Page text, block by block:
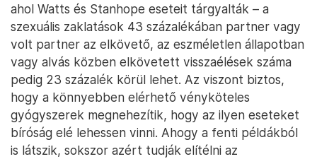
ahol Watts és Stanhope eseteit tárgyalták – a
szexuális zaklatások 43 százalékában partner vagy
volt partner az elkövető, az eszméletlen állapotban
vagy alvás közben elkövetett visszaélések száma
pedig 23 százalék körül lehet. Az viszont biztos,
hogy a könnyebben elérhető vényköteles
gyógyszerek megnehezítik, hogy az ilyen eseteket
bíróság elé lehessen vinni. Ahogy a fenti példákból
is látszik, sokszor azért tudják elítélni az